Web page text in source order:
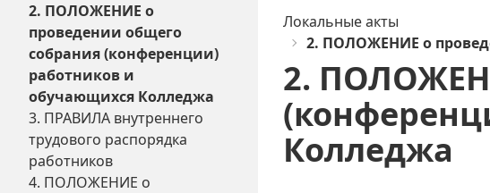
2. ПОЛОЖЕНИЕ о
проведении общего
собрания (конференции)
работников и
обучающихся Колледжа
3. ПРАВИЛА внутреннего
трудового распорядка
работников
4. ПОЛОЖЕНИЕ о
Локальные акты
2. ПОЛОЖЕНИЕ о
2.
Колледжа